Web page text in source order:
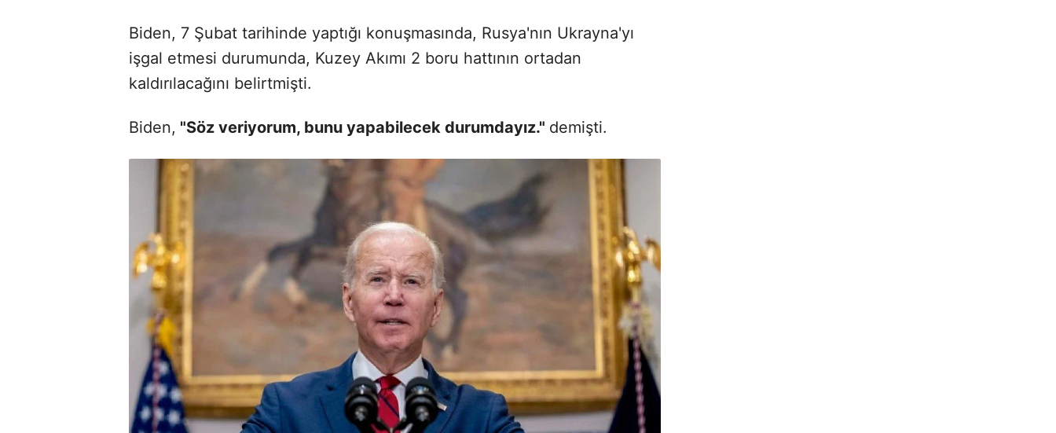
Biden, 7 Şubat tarihinde yaptığı konuşmasında, Rusya'nın Ukrayna'yı
işgal etmesi durumunda, Kuzey Akımı 2 boru hattının ortadan
kaldırılacağını belirtmişti.
Biden, "Söz veriyorum, bunu yapabilecek durumdayız." demişti.